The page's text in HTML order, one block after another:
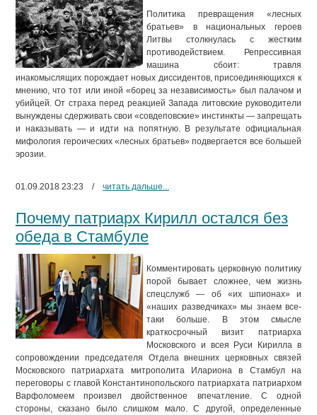
Политика превращения «лесных
братьев» в национальных героев
Литвы столкнулась с жестким
противодействием. Репрессивная
машина сбоит: травля
инакомыслящих порождает новых диссидентов, присоединяющихся к
мнению, что тот или иной «борец за независимость» был палачом и
убийцей. От страха перед реакцией Запада литовские руководители
вынуждены сдерживать свои «совдеповские» инстинкты — запрещать
и наказывать — и идти на попятную. В результате официальная
мифология героических «лесных братьев» подвергается все большей
эрозии.
01.09.2018 23:23 / читать дальше...
Почему патриарх Кирилл остался без
обеда в Стамбуле
Комментировать церковную политику
порой бывает сложнее, чем жизнь
спецслужб — об «их шпионах» и
«наших разведчиках» мы знаем все-
таки больше. В этом смысле
краткосрочный визит патриарха
Московского и всея Руси Кирилла в
сопровождении председателя Отдела внешних церковных связей
Московского патриархата митрополита Илариона в Стамбул на
переговоры с главой Константинопольского патриархата патриархом
Варфоломеем произвел двойственное впечатление. С одной
стороны, сказано было слишком мало. С другой, определенные